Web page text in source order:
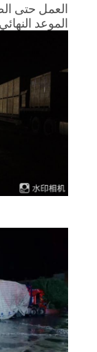
العمل حتى
الموعد النهائي